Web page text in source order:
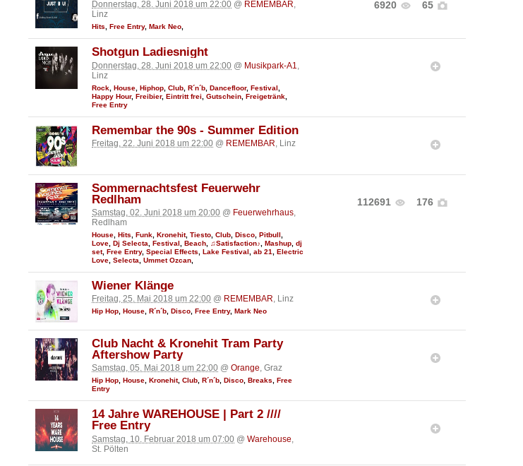
6920 65
Donnerstag, 28. Juni 2018 um 22:00 @ REMEMBAR,
Linz
Hits, Free Entry, Mark Neo,
Shotgun Ladiesnight
Donnerstag, 28. Juni 2018 um 22:00 @ Musikpark-A1
Linz
Rock House Hiphop Club R´n´b Dancefloor, Festival
Happy Hour, Freibier, Eintritt frei Gutschein Freigetränk
Free Entry
Remembar the 90s - Summer Edition
Freitag, 22. Juni 2018 um 22:00 @ REMEMBAR, Linz
112691 176
Sommernachtsfest Feuerwehr
Redlham
Samstag, 02. Juni 2018 um 20:00 @ Feuerwehrhaus,
Redlham
House Hits Funk Kronehit, Tiesto Club Disco Pitbull
Love Dj Selecta Festival Beach ♫Satisfaction♪ Mashup dj
set, Free Entry, Special Effects Lake Festival ab 21
Electric
Love Selecta Ummet Ozcan
Wiener Klänge
Freitag, 25. Mai 2018 um 22:00 @ REMEMBAR, Linz
Hip Hop, House, R´n´b, Disco, Free Entry, Mark Neo
Club Nacht & Kronehit Tram Party
Aftershow Party
Samstag, 05. Mai 2018 um 22:00 @ Orange, Graz
Hip Hop, House, Kronehit, Club, R´n´b, Disco, Breaks, Free
Entry
14 Jahre WAREHOUSE | Part 2 ////
Free Entry
Samstag, 10. Februar 2018 um 07:00 @ Warehouse
St. Pölten